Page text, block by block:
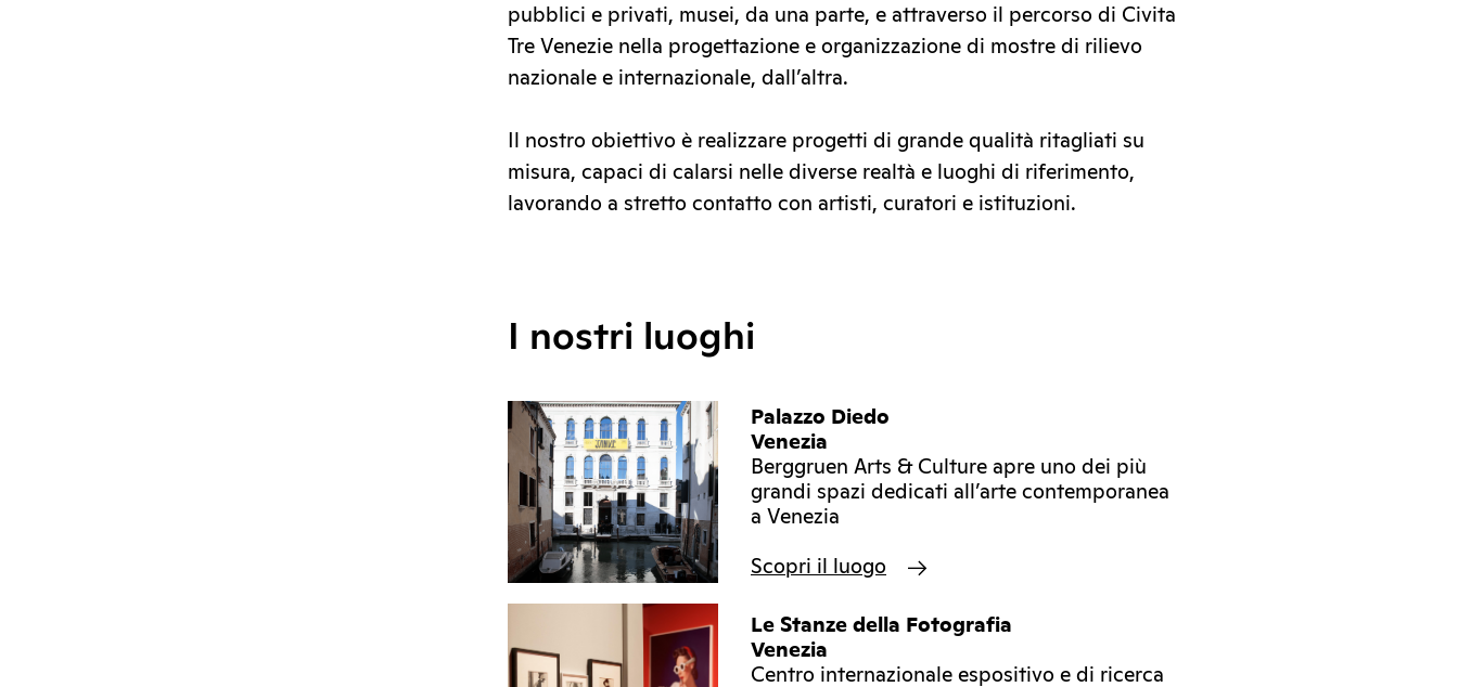
pubblici e privati, musei, da una parte, e attraverso il percorso di Civita
Tre Venezie nella progettazione e organizzazione di mostre di rilievo
nazionale e internazionale, dall’altra.
Il nostro obiettivo è realizzare progetti di grande qualità ritagliati su
misura, capaci di calarsi nelle diverse realtà e luoghi di riferimento,
lavorando a stretto contatto con artisti, curatori e istituzioni.
I nostri luoghi
Palazzo Diedo
Venezia
Berggruen Arts & Culture apre uno dei più
grandi spazi dedicati all’arte contemporanea
a Venezia
Scopri il luogo
Le Stanze della Fotografia
Venezia
Centro internazionale espositivo e di ricerca